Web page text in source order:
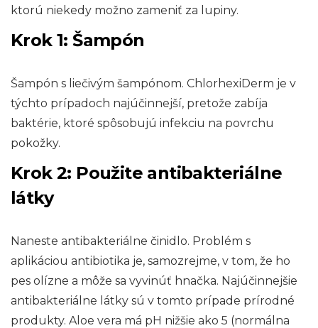
ktorú niekedy možno zameniť za lupiny.
Krok 1: Šampón
Šampón s liečivým šampónom. ChlorhexiDerm je v
týchto prípadoch najúčinnejší, pretože zabíja
baktérie, ktoré spôsobujú infekciu na povrchu
pokožky.
Krok 2: Použite antibakteriálne
látky
Naneste antibakteriálne činidlo. Problém s
aplikáciou antibiotika je, samozrejme, v tom, že ho
pes olízne a môže sa vyvinúť hnačka. Najúčinnejšie
antibakteriálne látky sú v tomto prípade prírodné
produkty. Aloe vera má pH nižšie ako 5 (normálna